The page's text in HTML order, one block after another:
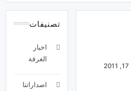
كربلاء
تصنيفات
اخبار
الغرفة
اصداراتنا